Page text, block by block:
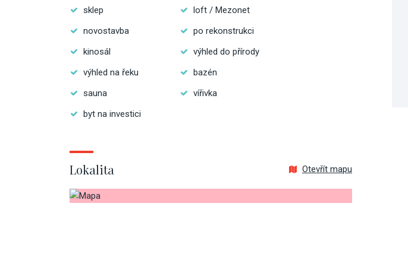
sklep
loft / Mezonet
novostavba
po rekonstrukci
kinosál
výhled do přírody
výhled na řeku
bazén
sauna
vířivka
byt na investici
Lokalita Otevřít mapu